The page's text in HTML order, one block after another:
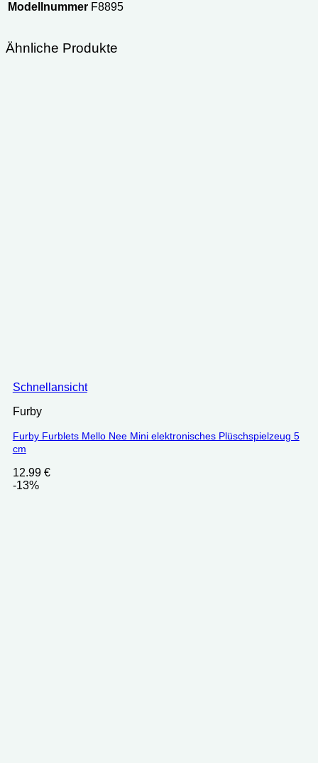
Modellnummer ‎F8895
Ähnliche Produkte
Schnellansicht
Furby
Furby Furblets Mello Nee Mini elektronisches Plüschspielzeug 5
cm
12.99 €
-13%